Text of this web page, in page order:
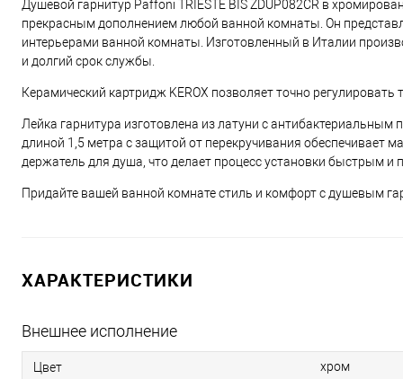
Душевой гарнитур Paffoni TRIESTE BIS ZDUP082CR в
прекрасным дополнением любой ванной комнаты. Он
интерьерами ванной комнаты. Изготовленный в Италии
и долгий срок службы.
Керамический картридж KEROX позволяет точно регулировать
Лейка гарнитура изготовлена из латуни с
длиной 1,5 метра с защитой от перекручивания обеспечивает
держатель для душа, что делает процесс установки быстрым и
Придайте вашей ванной комнате стиль и комфорт с душевым
ХАРАКТЕРИСТИКИ
Внешнее исполнение
Цвет хром